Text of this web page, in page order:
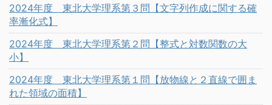
2024年度 東北大学理系第３問【文字列作成に関する確
率漸化式】
2024年度 東北大学理系第２問【整式と対数関数の大
小】
2024年度 東北大学理系第１問【放物線と２直線で囲ま
れた領域の面積】